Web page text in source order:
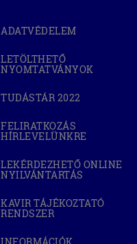
ADATVÉDELEM
LETÖLTHETŐ
NYOMTATVÁNYOK
TUDÁSTÁR 2022
WINDOW)
FELIRATKOZÁS
HÍRLEVELÜNKRE
LEKÉRDEZHETŐ ONLINE
NYILVÁNTARTÁS
NEW
WINDOW)
KAVIR TÁJÉKOZTATÓ
RENDSZER(OPEN
NEW